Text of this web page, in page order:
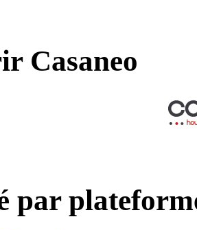
Casaneo
par